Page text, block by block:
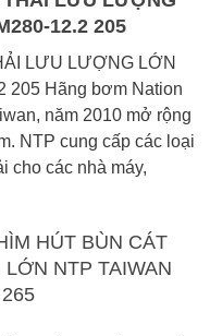
12.2 205
LƯU LƯỢNG LỚN
205 Hãng bơm Nation
năm 2010 mở rộng
NTP cung cấp các loại
cho các nhà máy,
HÚT BÙN CÁT
NTP TAIWAN